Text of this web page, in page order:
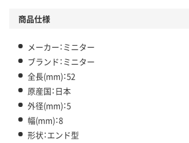
商品仕様
メーカー：ミニター
ブランド：ミニター
全長(mm)：52
原産国：日本
外径(mm)：5
幅(mm)：8
形状：エンド型